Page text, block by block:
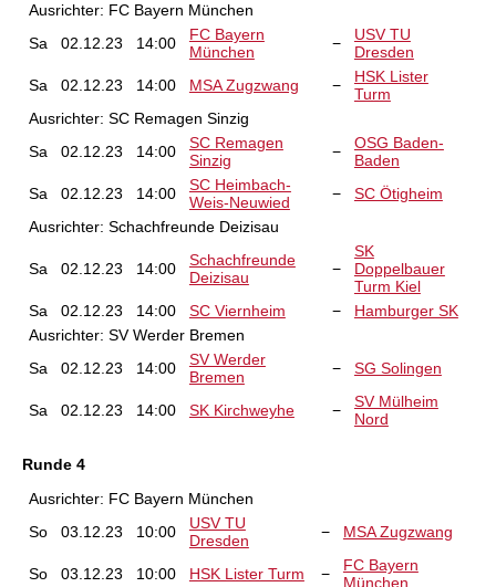
Ausrichter: FC Bayern München
Sa
02.12.23 14:00
FC Bayern
München
−
USV TU
Dresden
Sa
02.12.23 14:00 MSA Zugzwang −
HSK Lister
Turm
Ausrichter: SC Remagen Sinzig
Sa
02.12.23 14:00
SC Remagen
Sinzig
−
OSG Baden-
Baden
Sa
02.12.23 14:00
SC Heimbach-
Weis-Neuwied
−
SC Ötigheim
Ausrichter: Schachfreunde Deizisau
Sa 02.12.23 14:00
Schachfreunde
Deizisau
−
SK
Doppelbauer
Turm Kiel
Sa
02.12.23 14:00 SC Viernheim −
Hamburger SK
Ausrichter: SV Werder Bremen
Sa
02.12.23 14:00
SV Werder
Bremen
− SG Solingen
Sa 02.12.23 14:00 SK Kirchweyhe −
SV Mülheim
Nord
Runde 4
Ausrichter: FC Bayern München
So
03.12.23 10:00
USV TU
Dresden
− MSA Zugzwang
So 03.12.23 10:00 HSK Lister Turm −
FC Bayern
München